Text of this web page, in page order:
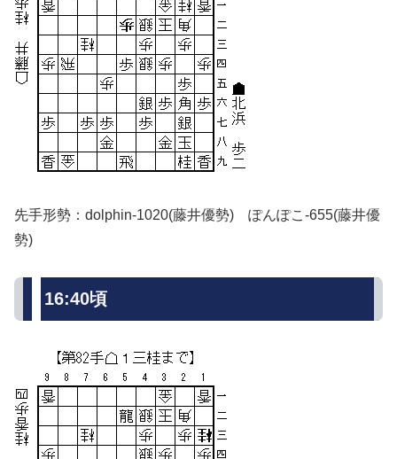
先手形勢：dolphin-1020(藤井優勢) ぽんぽこ-655(藤井優
勢)
16:40頃